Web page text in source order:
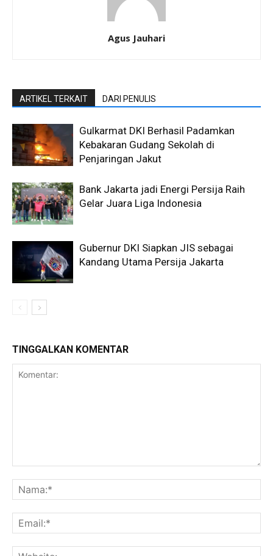
Agus Jauhari
ARTIKEL TERKAIT DARI PENULIS
Gulkarmat DKI Berhasil Padamkan
Kebakaran Gudang Sekolah di
Penjaringan Jakut
Bank Jakarta jadi Energi Persija Raih
Gelar Juara Liga Indonesia
Gubernur DKI Siapkan JIS sebagai
Kandang Utama Persija Jakarta
TINGGALKAN KOMENTAR